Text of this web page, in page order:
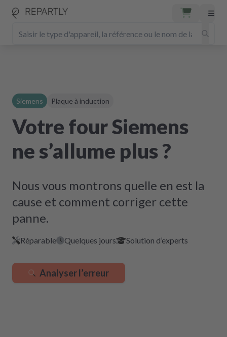
Siemens Plaque à induction
Votre four Siemens
ne s’allume plus ?
Nous vous montrons quelle en est la
cause et comment corriger cette
panne.
Réparable Quelques jours Solution d’experts
Analyser l’erreur